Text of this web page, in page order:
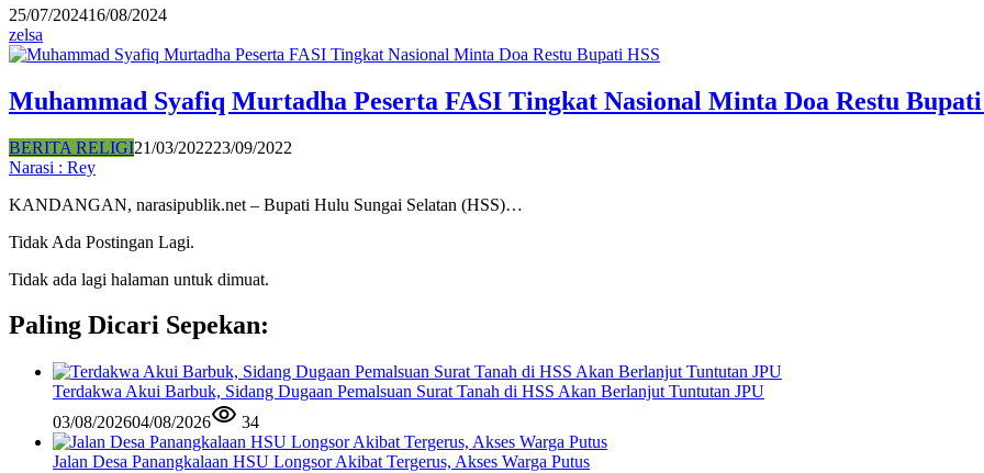
25/07/202416/08/2024
zelsa
Muhammad Syafiq Murtadha Peserta FASI Tingkat Nasional Minta Doa Restu Bupati
BERITA RELIGI21/03/202223/09/2022
Narasi : Rey
KANDANGAN, narasipublik.net – Bupati Hulu Sungai Selatan (HSS)…
Tidak Ada Postingan Lagi.
Tidak ada lagi halaman untuk dimuat.
Paling Dicari Sepekan:
Terdakwa Akui Barbuk, Sidang Dugaan Pemalsuan Surat Tanah di HSS Akan Berlanjut Tuntutan JPU
03/08/202604/08/2026 34
Jalan Desa Panangkalaan HSU Longsor Akibat Tergerus, Akses Warga Putus